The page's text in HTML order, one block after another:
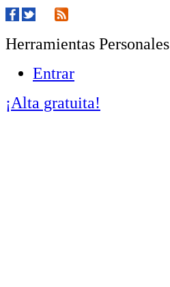
Herramientas Personales
Entrar
¡Alta gratuita!